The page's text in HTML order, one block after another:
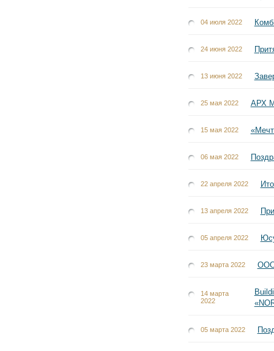
04 июля 2022
24 июня 2022
13 июня 2022
25 мая 2022 АРХ
15 мая 2022
06 мая 2022
22 апреля 2022
13 апреля 2022
05 апреля 2022
23 марта 2022 ООО
14 марта
2022
05 марта 2022